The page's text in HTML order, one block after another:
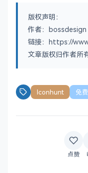
版权声明：
作者：bossdesign
链接：https://
文章版权归作者所
Iconhunt 免
点赞